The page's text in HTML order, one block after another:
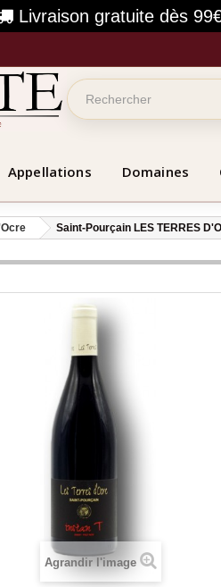
Livraison gratuite dès
Appellations Domaines
Saint-Pourçain LES TERRES
Agrandir l'image